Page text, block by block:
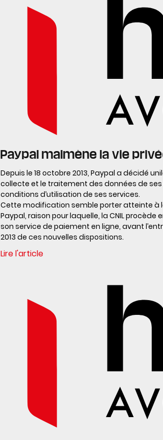
Paypal malmène la vie
Depuis le 18 octobre 2013, Paypal a décidé
collecte et le traitement des données de
conditions d’utilisation de ses services.
Cette modification semble porter atteinte à
Paypal, raison pour laquelle, la CNIL
son service de paiement en ligne, avant
2013 de ces nouvelles dispositions.
Lire l'article